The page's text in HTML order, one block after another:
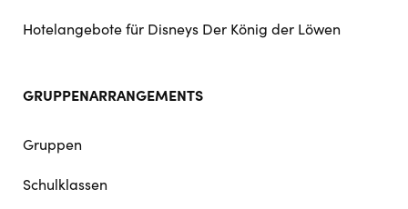
Hotelangebote für Disneys Der König der Löwen
GRUPPENARRANGEMENTS
Gruppen
Schulklassen